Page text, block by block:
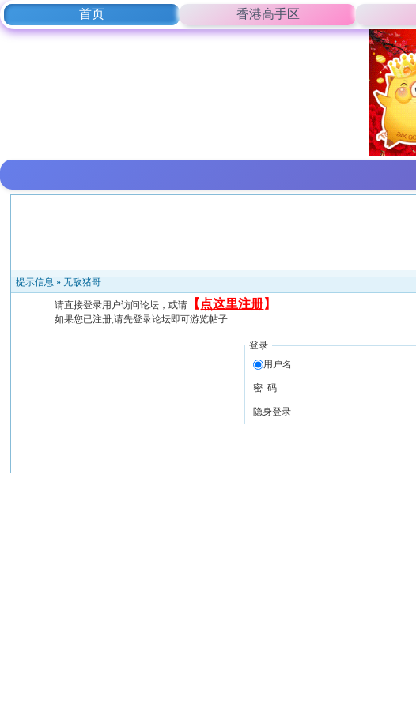
首页 香港高手区
提示信息 »无敌猪哥
请直接登录用户访问论坛，或请 【 点这里注册】
如果您已注册,请先登录论坛即可游览帖子
登录
用户名
密 码
隐身登录